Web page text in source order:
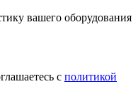
вашего оборудования
с политикой